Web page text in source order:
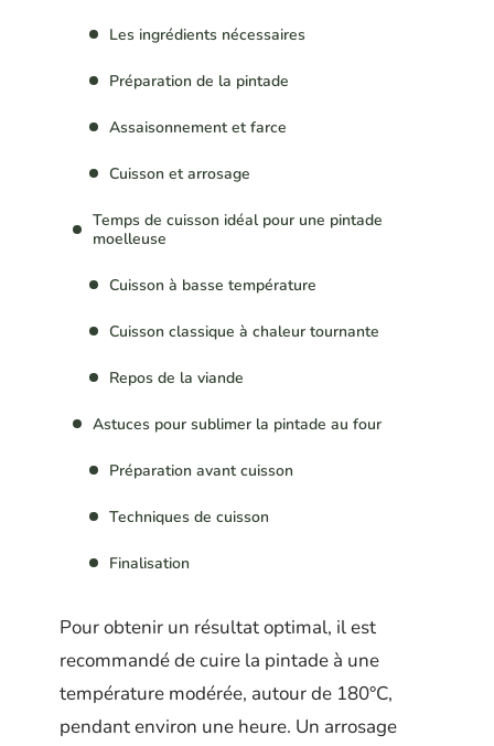
Les ingrédients nécessaires
Préparation de la pintade
Assaisonnement et farce
Cuisson et arrosage
Temps de cuisson idéal pour une pintade
moelleuse
Cuisson à basse température
Cuisson classique à chaleur tournante
Repos de la viande
Astuces pour sublimer la pintade au four
Préparation avant cuisson
Techniques de cuisson
Finalisation
Pour obtenir un résultat optimal, il est
recommandé de cuire la pintade à une
température modérée, autour de 180°C,
pendant environ une heure. Un arrosage